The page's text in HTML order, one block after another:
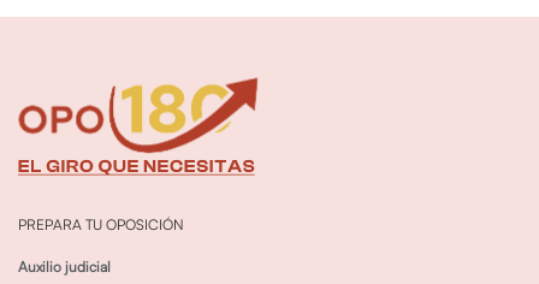
PREPARA TU OPOSICIÓN
Auxilio judicial